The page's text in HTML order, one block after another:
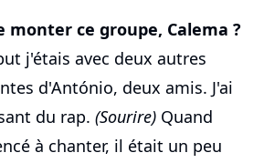
monter ce groupe, Calema ?
j'étais avec deux autres
d'António, deux amis. J'ai
du rap. (Sourire) Quand
à chanter, il était un peu